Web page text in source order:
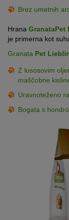
Brez umetnih
Hrana GranataPet
je primerna kot
Granata Pet
Z lososovim
maščobne
Uravnoteženo
Bogata s